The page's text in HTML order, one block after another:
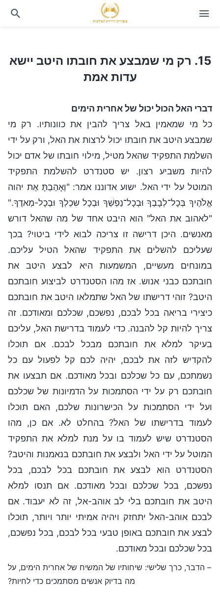
15. רק מי שמבצע את חובתו היטב יישא עדות אמת
15. רק מי שמבצע את חובתו היטב יישא
עדות אמת
דברי האל הכול יכול של אחרית הימים
כל מי שמאמין באל צריך להבין את כוונותיו. רק מי
שמבצע היטב את חובתו יכול לרצות את האל, ורק על ידי
השלמת התפקיד שהאל מטיל, מילוי חובתו של אדם יכול
להיות משביע רצון. יש סטנדרט להשלמת התפקיד
המוטל על ידי האל. ישוע אדוננו אמר: "וְאָהַבְתָּ אֶת יהוה
אֱלֹהֶיךָ בְּכָל־לְבָבְךָ וּבְכָל־נַפְשְׁךָ וּבְכָל שִכְלְךָ וּבְכָל-מְאדֶךָ."
"לאהוב את האל" הוא היבט אחד של מה שהאל דורש
מאנשים. היכן דרישה זו צריכה לבוא לידי ביטוי? בכך
שעליכם להשלים את התפקיד שהאל הטיל עליכם.
במונחים מעשיים, המשמעות היא לבצע היטב את
חובתכם כבני אנוש. אז מהו הסטנדרט לביצוע חובתכם
היטב? זוהי דרישתו של האל שתמלאו היטב את חובתכם
כיצירי בריאה בכל לבכם, נפשכם, שכלכם ומאודכם. זה
צריך להיות קל להבנה. כדי לעמוד בדרישת האל, עליכם
בעיקר למלא את חובתכם מבכל לבכם. אם תוכלו
להקדיש לזה את לבכם, יהיה לכם קל לפעול עם כל
נשמתכם, עם כל שכלכם ובכל מאודכם. אם תבצעו את
חובתכם רק על ידי הסתמכות על הדמיונות של שכלכם
ועל ידי הסתמכות על הכישרונות שלכם, האם תוכלו
לעמוד בדרישתו של האל? בהחלט לא. אם כן, מהו
הסטנדרט שיש לעמוד בו על מנת למלא את התפקיד
המוטל על ידי האל ולבצע את חובתכם בנאמנות והיטב?
הסטנדרט הוא לבצע את חובתכם בכל לבכם, בכל
נפשכם, בכל שכלכם ובכל מאודכם. אם תנסו למלא
היטב את חובתכם בלי לב אוהב-אל, זה לא יעבוד. אם
לבכם אוהב-האל יתחזק ויהיה אמיתי יותר ויותר, תוכלו
לבצע את חובתכם באופן טבעי בכל לבכם, בכל נפשכם,
בכל שכלכם ובכל מאודכם.
– הדבר, כרך שלישי: שיחותיו של המשיח של אחרית הימים, על
מה בדיוק אנשים מסתמכים כדי לחיות?